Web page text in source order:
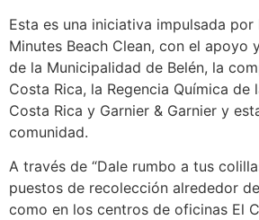
Esta es una iniciativa impulsada por
Minutes Beach Clean, con el apoyo
de la Municipalidad de Belén, la
Costa Rica, la Regencia Química de
Costa Rica y Garnier & Garnier y
comunidad.
A través de “Dale rumbo a tus
puestos de recolección alrededor
como en los centros de oficinas El